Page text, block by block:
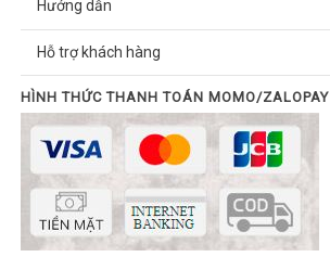
Hướng dẫn
Hỗ trợ khách hàng
HÌNH THỨC THANH TOÁN MOMO/ZALOPAY